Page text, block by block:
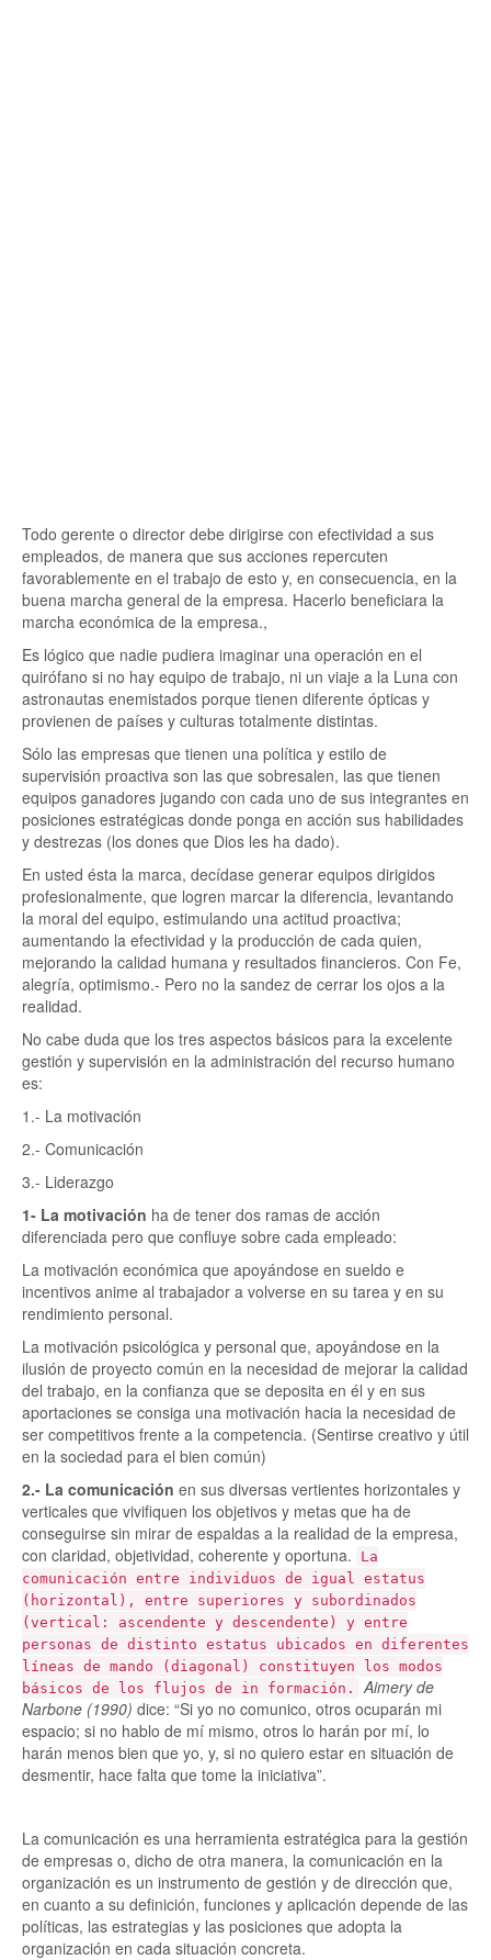
Todo gerente o director debe dirigirse con efectividad a sus
empleados, de manera que sus acciones repercuten
favorablemente en el trabajo de esto y, en consecuencia, en la
buena marcha general de la empresa. Hacerlo beneficiara la
marcha económica de la empresa.,
Es lógico que nadie pudiera imaginar una operación en el
quirófano si no hay equipo de trabajo, ni un viaje a la Luna con
astronautas enemistados porque tienen diferente ópticas y
provienen de países y culturas totalmente distintas.
Sólo las empresas que tienen una política y estilo de
supervisión proactiva son las que sobresalen, las que tienen
equipos ganadores jugando con cada uno de sus integrantes en
posiciones estratégicas donde ponga en acción sus habilidades
y destrezas (los dones que Dios les ha dado).
En usted ésta la marca, decídase generar equipos dirigidos
profesionalmente, que logren marcar la diferencia, levantando
la moral del equipo, estimulando una actitud proactiva;
aumentando la efectividad y la producción de cada quien,
mejorando la calidad humana y resultados financieros. Con Fe,
alegría, optimismo.- Pero no la sandez de cerrar los ojos a la
realidad.
No cabe duda que los tres aspectos básicos para la excelente
gestión y supervisión en la administración del recurso humano
es:
1.- La motivación
2.- Comunicación
3.- Liderazgo
1- La motivación ha de tener dos ramas de acción
diferenciada pero que confluye sobre cada empleado:
La motivación económica que apoyándose en sueldo e
incentivos anime al trabajador a volverse en su tarea y en su
rendimiento personal.
La motivación psicológica y personal que, apoyándose en la
ilusión de proyecto común en la necesidad de mejorar la calidad
del trabajo, en la confianza que se deposita en él y en sus
aportaciones se consiga una motivación hacia la necesidad de
ser competitivos frente a la competencia. (Sentirse creativo y útil
en la sociedad para el bien común)
2.- La comunicación en sus diversas vertientes horizontales y
verticales que vivifiquen los objetivos y metas que ha de
conseguirse sin mirar de espaldas a la realidad de la empresa,
con claridad, objetividad, coherente y oportuna.
La
comunicación entre individuos de igual estatus
(horizontal), entre superiores y subordinados
(vertical: ascendente y descendente) y entre
personas de distinto estatus ubicados en diferentes
líneas de mando (diagonal) constituyen los modos
básicos de los flujos de in formación.
Aimery de
Narbone (1990) dice: Si yo no comunico, otros ocuparán mi
espacio; si no hablo de mí mismo, otros lo harán por mí, lo
harán menos bien que yo, y, si no quiero estar en situación de
desmentir, hace falta que tome la iniciativa .
La comunicación es una herramienta estratégica para la gestión
de empresas o, dicho de otra manera, la comunicación en la
organización es un instrumento de gestión y de dirección que,
en cuanto a su definición, funciones y aplicación depende de las
políticas, las estrategias y las posiciones que adopta la
organización en cada situación concreta.